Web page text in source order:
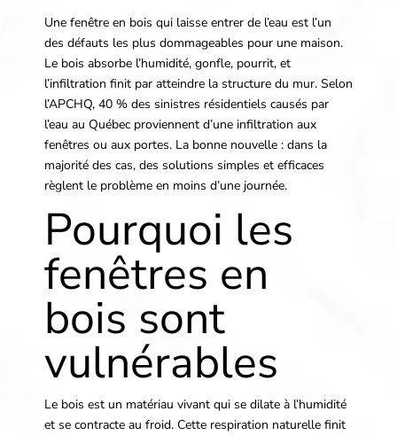
Une fenêtre en bois qui laisse entrer de l’eau est l’un
des défauts les plus dommageables pour une maison.
Le bois absorbe l’humidité, gonfle, pourrit, et
l’infiltration finit par atteindre la structure du mur. Selon
l’APCHQ, 40 % des sinistres résidentiels causés par
l’eau au Québec proviennent d’une infiltration aux
fenêtres ou aux portes. La bonne nouvelle : dans la
majorité des cas, des solutions simples et efficaces
règlent le problème en moins d’une journée.
Pourquoi les
fenêtres en
bois sont
vulnérables
Le bois est un matériau vivant qui se dilate à l’humidité
et se contracte au froid. Cette respiration naturelle finit